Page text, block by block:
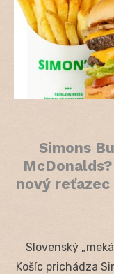
Simons
nový
Slovenský
Košíc prichádza